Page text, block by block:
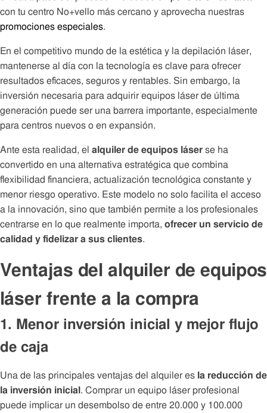
con tu centro No+vello más cercano y aprovecha nuestras
promociones especiales.
En el competitivo mundo de la estética y la depilación láser,
mantenerse al día con la tecnología es clave para ofrecer
resultados eficaces, seguros y rentables. Sin embargo, la
inversión necesaria para adquirir equipos láser de última
generación puede ser una barrera importante, especialmente
para centros nuevos o en expansión.
Ante esta realidad, el alquiler de equipos láserse ha
convertido en una alternativa estratégica que combina
flexibilidad financiera, actualización tecnológica constante y
menor riesgo operativo. Este modelo no solo facilita el acceso
a la innovación, sino que también permite a los profesionales
centrarse en lo que realmente importa, ofrecer un servicio de
calidad y fidelizar a sus clientes.
Ventajas del alquiler de equipos
láser frente a la compra
1. Menor inversión inicial y mejor flujo
de caja
Una de las principales ventajas del alquiler es la reducción de
la inversión inicial. Comprar un equipo láser profesional
puede implicar un desembolso de entre 20.000 y 100.000